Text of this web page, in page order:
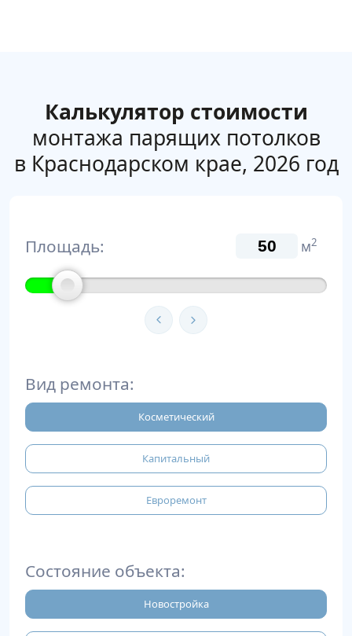
Калькулятор стоимости
монтажа парящих потолков
в Краснодарском крае, 2026 год
Площадь: м2
Вид ремонта:
Косметический
Капитальный
Евроремонт
Состояние объекта:
Новостройка